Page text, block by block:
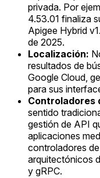
privada. Por
4.53.01 finaliza
Apigee Hybrid
de 2025.
Localización:
resultados de
Google Cloud,
para sus
Controladores
sentido
gestión de API
aplicaciones
controladores
arquitectónicos
y gRPC.